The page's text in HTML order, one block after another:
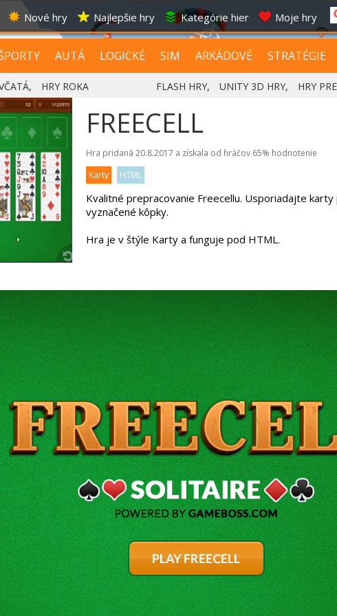
Nové hry Najlepšie hry Kategórie hier Moje hry
AUTÁ LOGICKÉ SIM ARKÁDOVÉ STRATÉGIE
, HRY ROKA FLASH HRY, UNITY 3D HRY, HRY
FREECELL
Hra pridaná 20.8.2017 a získala od hráčov 65% hodnotenie
Karty
HTML
Kvalitné prepracovanie Freecellu. Usporiadajte
vyznačené kôpky.
Hra je v štýle Karty a funguje pod HTML.